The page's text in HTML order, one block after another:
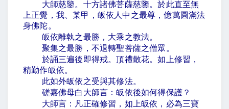
大師慈鑒。十方諸佛菩薩慈鑒。於此直至無
上正覺，我、某甲，皈依人中之最尊，億萬圓滿法
身佛陀。
皈依離執之最勝，大乘之教法。
聚集之最勝，不退轉聖菩薩之僧眾。
於誦三遍後即得戒。頂禮散花。如上修習，
精勤作皈依。
此如外皈依之受與其修法。
磋嘉佛母白大師言：皈依後如何得保護？
大師言：凡正確修習，如上皈依，必為三寶